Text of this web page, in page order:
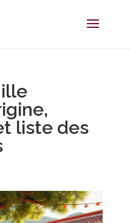
liste des